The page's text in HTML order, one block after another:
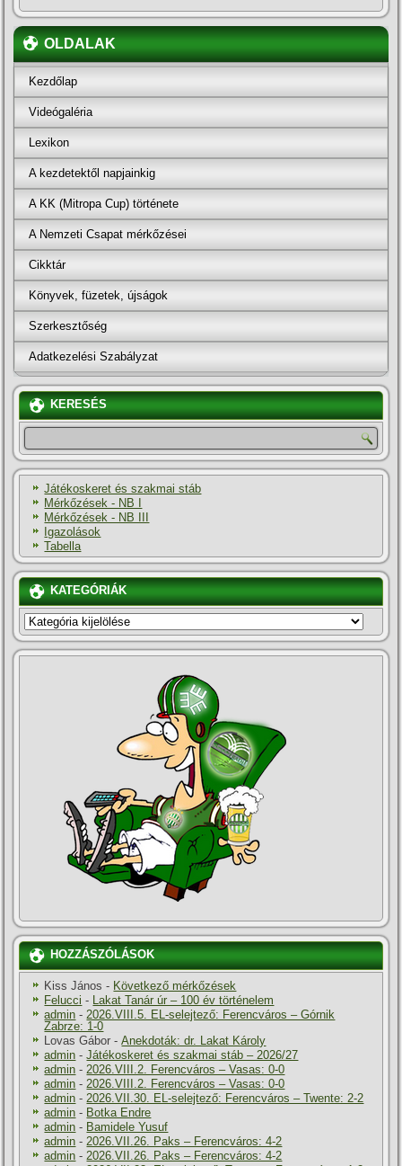
OLDALAK
Kezdőlap
Videógaléria
Lexikon
A kezdetektől napjainkig
A KK (Mitropa Cup) története
A Nemzeti Csapat mérkőzései
Cikktár
Könyvek, füzetek, újságok
Szerkesztőség
Adatkezelési Szabályzat
KERESÉS
Játékoskeret és szakmai stáb
Mérkőzések - NB I
Mérkőzések - NB III
Igazolások
Tabella
KATEGÓRIÁK
KATEGÓRIÁK
HOZZÁSZÓLÁSOK
Kiss János - Következő mérkőzések
Felucci -
Lakat Tanár úr – 100 év történelem
admin - 2026.VIII.5. EL-selejtező: Ferencváros – Górnik
Zabrze: 1-0
Lovas Gábor -Anekdoták: dr. Lakat Károly
admin -Játékoskeret és szakmai stáb – 2026/27
admin - 2026.VIII.2. Ferencváros – Vasas: 0-0
admin - 2026.VIII.2. Ferencváros – Vasas: 0-0
admin - 2026.VII.30. EL-selejtező: Ferencváros – Twente: 2-2
admin - Botka Endre
admin - Bamidele Yusuf
admin - 2026.VII.26. Paks – Ferencváros: 4-2
admin - 2026.VII.26. Paks – Ferencváros: 4-2